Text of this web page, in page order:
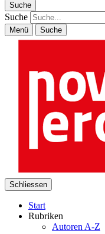
Suche
Suche
Menü Suche
Schliessen
Start
Rubriken
Autoren A-Z